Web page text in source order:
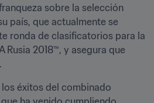
sobre la selección
país, que actualmente se
ronda de clasificatorios para la
Rusia 2018™, y asegura que
éxitos del combinado